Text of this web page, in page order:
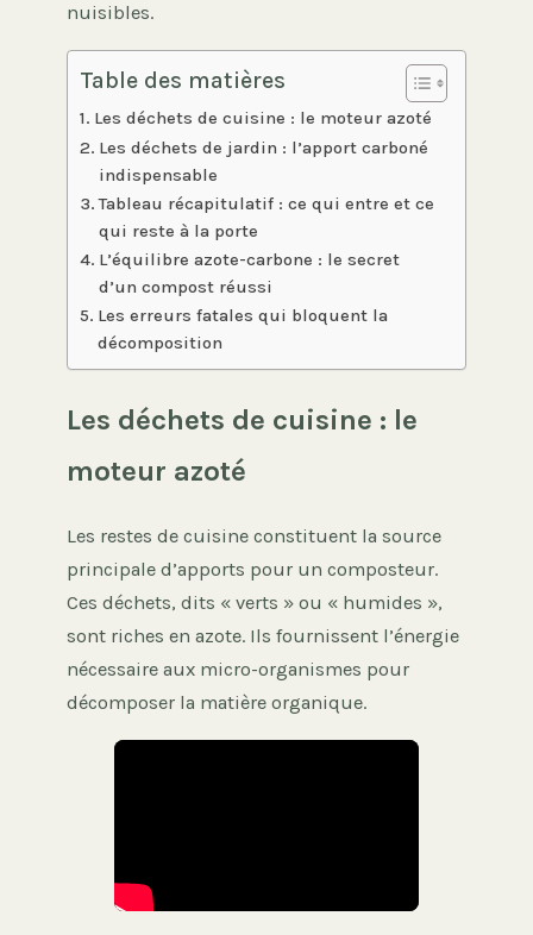
nuisibles.
Table des matières
Les déchets de cuisine : le moteur azoté
Les déchets de jardin : l’apport carboné
indispensable
Tableau récapitulatif : ce qui entre et ce
qui reste à la porte
L’équilibre azote-carbone : le secret
d’un compost réussi
Les erreurs fatales qui bloquent la
décomposition
Les déchets de cuisine : le
moteur azoté
Les restes de cuisine constituent la source
principale d’apports pour un composteur.
Ces déchets, dits « verts » ou « humides »,
sont riches en azote. Ils fournissent l’énergie
nécessaire aux micro-organismes pour
décomposer la matière organique.